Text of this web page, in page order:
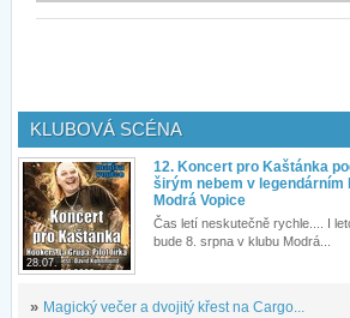
KLUBOVÁ SCÉNA
28.07.
12. Koncert pro Kaštánka
širým nebem v legendárním
Modrá Vopice
Čas letí neskutečně rychle.... I
bude 8. srpna v klubu Modrá...
» Magický večer a dvojitý křest na Cargo...